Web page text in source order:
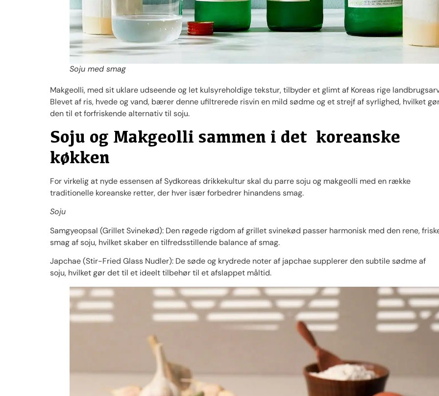
Soju med smag
Makgeolli, med sit uklare udseende og let kulsyreholdige tekstur, tilbyder et glimt af Koreas rige
Blevet af ris, hvede og vand, bærer denne ufiltrerede risvin en mild sødme og et strejf af syrlighed, hvilket
den til et forfriskende alternativ til soju.
Soju og Makgeolli sammen i det koreanske
køkken
For virkelig at nyde essensen af ​​Sydkoreas drikkekultur skal du parre soju og makgeolli med en række
traditionelle koreanske retter, der hver især forbedrer hinandens smag.
Soju
Samgyeopsal (Grillet Svinekød): Den røgede rigdom af grillet svinekød passer harmonisk med den rene,
smag af soju, hvilket skaber en tilfredsstillende balance af smag.
Japchae (Stir-Fried Glass Nudler): De søde og krydrede noter af japchae supplerer den subtile sødme af
soju, hvilket gør det til et ideelt tilbehør til et afslappet måltid.